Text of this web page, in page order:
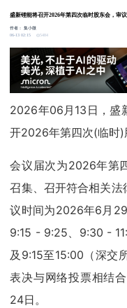
盛新锂能将召开2026年第四次临时股东会，审
作者：集小微
06-13 02:15
5484
2026年06月13日，盛
开2026年第四次(临时)
会议届次为2026年第
召集、召开符合相关
议时间为2026年6月
9:15 - 9:25、9:30 -
及9:15至15:00（深交
表决与网络投票相结
24日。